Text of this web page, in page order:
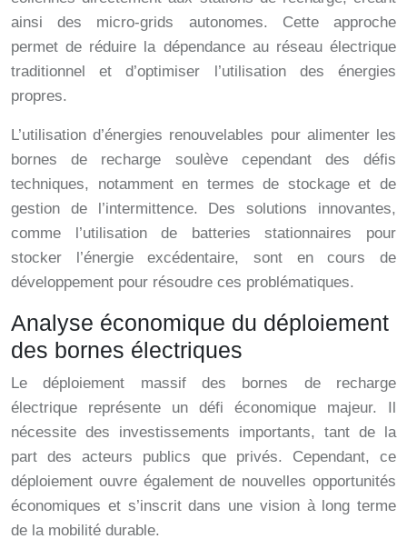
ainsi des micro-grids autonomes. Cette approche
permet de réduire la dépendance au réseau électrique
traditionnel et d’optimiser l’utilisation des énergies
propres.
L’utilisation d’énergies renouvelables pour alimenter les
bornes de recharge soulève cependant des défis
techniques, notamment en termes de stockage et de
gestion de l’intermittence. Des solutions innovantes,
comme l’utilisation de batteries stationnaires pour
stocker l’énergie excédentaire, sont en cours de
développement pour résoudre ces problématiques.
Analyse économique du déploiement
des bornes électriques
Le déploiement massif des bornes de recharge
électrique représente un défi économique majeur. Il
nécessite des investissements importants, tant de la
part des acteurs publics que privés. Cependant, ce
déploiement ouvre également de nouvelles opportunités
économiques et s’inscrit dans une vision à long terme
de la mobilité durable.